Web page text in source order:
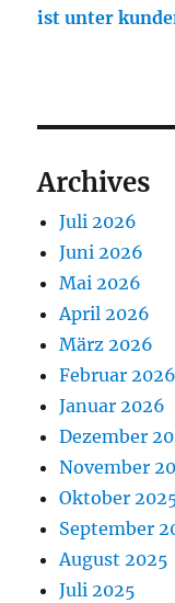
ist unter
Archives
Juli 2026
Juni 2026
Mai 2026
April 2026
März 2026
Februar 2026
Januar 2026
Dezember
November
Oktober
September
August 2025
Juli 2025